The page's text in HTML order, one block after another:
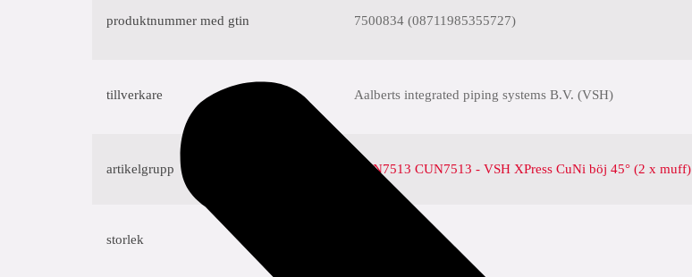
produktnummer med gtin 7500834 (08711985355727)
tillverkare Aalberts integrated piping systems B.V. (VSH)
artikelgrupp CUN7513 CUN7513 - VSH XPress CuNi böj 45° (2 x muff)
storlek